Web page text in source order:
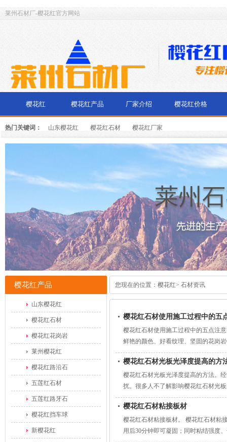
莱州石材厂-樱花红官方网站
樱花红 樱花红产品 厂家介绍 樱花红价格
热门关键词： 山东樱花红 樱花红石材 樱花红厂家
您现在的位置： 樱花红> 石材资讯
樱花红石材使用施工过程中的五
樱花红石材使用施工过程中的五点注
鲜艳的颜色、好看纹理、坚固的花岗
樱花红石材光板光泽度提高的方
樱花红石材光板光泽度提高的方法。
扰。很多人不了解影响樱花红石材光
樱花红石材粘接板材
樱花红石材粘接板材。 樱花红石材粘
用后30分钟即可凝固；同时粘结强度
樱花红产品
山东樱花红
樱花红石材
樱花红花岗岩
莱州樱花红
樱花红路沿石
五莲红石材
五莲红路牙石
樱花红挡车球
新樱花红